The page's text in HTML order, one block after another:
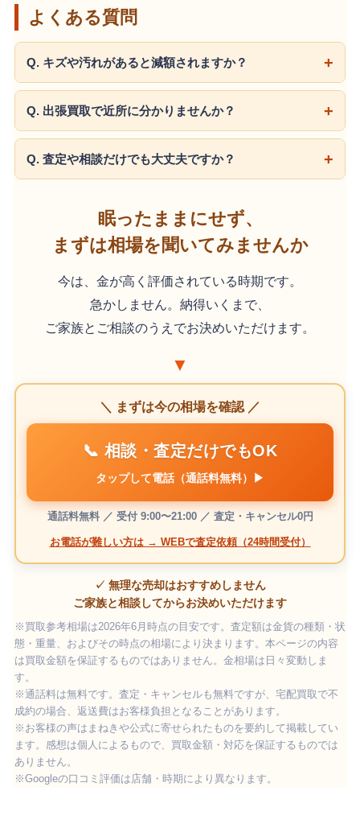
よくある質問
Q. キズや汚れがあると減額されますか？
Q. 出張買取で近所に分かりませんか？
Q. 査定や相談だけでも大丈夫ですか？
眠ったままにせず、
まずは相場を聞いてみませんか
今は、金が高く評価されている時期です。
急かしません。納得いくまで、
ご家族とご相談のうえでお決めいただけます。
▼
＼ まずは今の相場を確認 ／
📞 相談・査定だけでもOK
タップして電話（通話料無料）▶
通話料無料 ／ 受付 9:00〜21:00 ／ 査定・キャンセル0円
お電話が難しい方は → WEBで査定依頼（24時間受付）
✓ 無理な売却はおすすめしません
ご家族と相談してからお決めいただけます
※買取参考相場は2026年6月時点の目安です。査定額は金貨の種類・状
態・重量、およびその時点の相場により決まります。本ページの内容
は買取金額を保証するものではありません。金相場は日々変動しま
す。
※通話料は無料です。査定・キャンセルも無料ですが、宅配買取で不
成約の場合、返送費はお客様負担となることがあります。
※お客様の声はまねきや公式に寄せられたものを要約して掲載してい
ます。感想は個人によるもので、買取金額・対応を保証するものでは
ありません。
※Googleの口コミ評価は店舗・時期により異なります。